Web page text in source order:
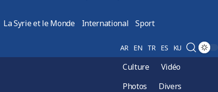
La Syrie et le Monde International Sport
AR EN TR ES KU
Culture
Vidéo
Photos
Divers